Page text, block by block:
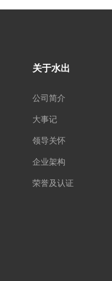
关于水出
公司简介
大事记
领导关怀
企业架构
荣誉及认证